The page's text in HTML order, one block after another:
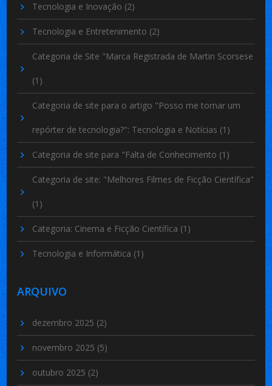
Tecnologia e Inovação (2)
Tecnologia e Entretenimento (2)
Categoria de Site "Marca Registrada de Martin Scorsese
(1)
Categoria de site para o artigo "Posso me tornar um
repórter de tecnologia?": Tecnologia e Notícias (1)
Categoria de site para "Falta de Conhecimento (1)
Categoria de site: "Melhores Filmes de Ficção Científica"
(1)
Categoria: Cinema e Ficção Científica (1)
Tecnologia e Informática (1)
ARQUIVO
dezembro 2025 (2)
novembro 2025 (5)
outubro 2025 (2)